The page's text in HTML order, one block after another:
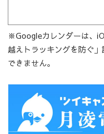
※Googleカレンダーは、
越えトラッキングを防ぐ
できません。